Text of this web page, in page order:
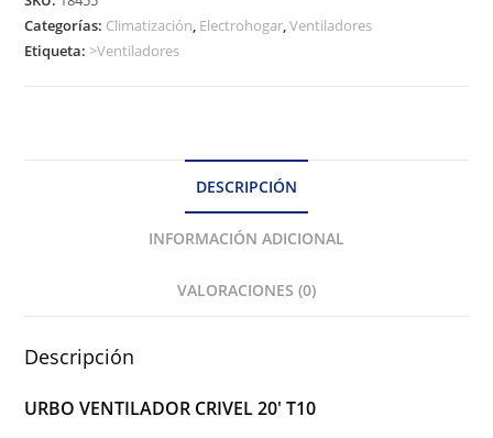
Categorías: Climatización, Electrohogar,Ventiladores
Etiqueta:>Ventiladores
DESCRIPCIÓN
INFORMACIÓN ADICIONAL
VALORACIONES (0)
Descripción
URBO VENTILADOR CRIVEL 20′ T10